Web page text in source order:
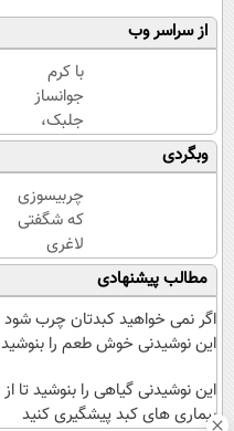
از سراسر وب
با کرم
جوانساز
جلبک،
پیری رو
معکوس
کن(50%
تخفیف)
وبگردی
چربیسوزی
که شگفتی
لاغری
آسان را
رقم زد!
مطالب پیشنهادی
اگر نمی خواهید کبدتان چرب شود
این نوشیدنی خوش طعم را بنوشید
این نوشیدنی گیاهی را بنوشید تا از
بیماری های کبد پیشگیری کنید